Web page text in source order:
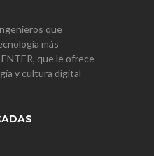
que
más
que le ofrece
y cultura digital